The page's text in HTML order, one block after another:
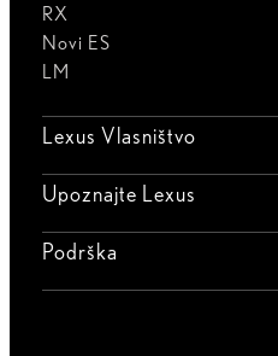
RX
Novi ES
LM
Lexus Vlasništvo
Upoznajte Lexus
Podrška